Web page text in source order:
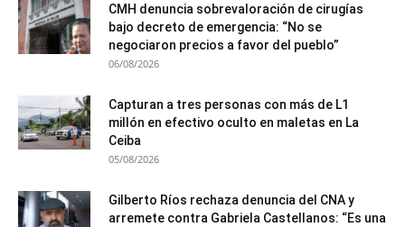
CMH denuncia sobrevaloración de cirugías
bajo decreto de emergencia: “No se
negociaron precios a favor del pueblo”
06/08/2026
Capturan a tres personas con más de L1
millón en efectivo oculto en maletas en La
Ceiba
05/08/2026
Gilberto Ríos rechaza denuncia del CNA y
arremete contra Gabriela Castellanos: “Es una